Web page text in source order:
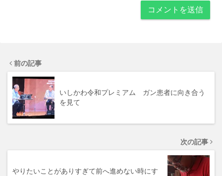
前の記事
いしかわ令和プレミアム ガン患者に向き合う
を見て
次の記事
やりたいことがありすぎて前へ進めない時にす